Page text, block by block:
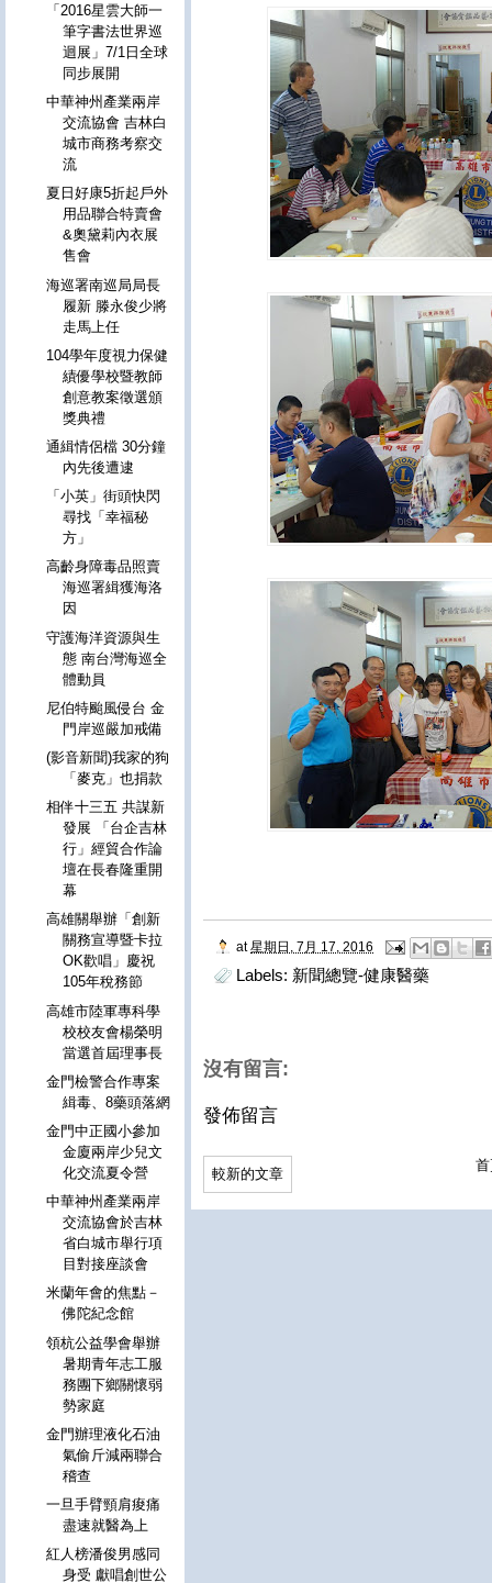
at 星期日, 7月 17, 2016
Labels: 新聞總覽-健康醫藥
沒有留言:
發佈留言
較新的文章
「2016星雲大師一
筆字書法世界巡
迴展」7/1日全球
同步展開
中華神州產業兩岸
交流協會 吉林白
城市商務考察交
流
夏日好康5折起戶外
用品聯合特賣會
&奧黛莉內衣展
售會
海巡署南巡局局長
履新 滕永俊少將
走馬上任
104學年度視力保健
績優學校暨教師
創意教案徵選頒
獎典禮
通緝情侶檔 30分鐘
內先後遭逮
「小英」街頭快閃
尋找「幸福秘
方」
高齡身障毒品照賣
海巡署緝獲海洛
因
守護海洋資源與生
態 南台灣海巡全
體動員
尼伯特颱風侵台 金
門岸巡嚴加戒備
(影音新聞)我家的狗
「麥克」也捐款
相伴十三五 共謀新
發展 「台企吉林
行」經貿合作論
壇在長春隆重開
幕
高雄關舉辦「創新
關務宣導暨卡拉
OK歡唱」慶祝
105年稅務節
高雄市陸軍專科學
校校友會楊榮明
當選首屆理事長
金門檢警合作專案
緝毒、8藥頭落網
金門中正國小參加
金廈兩岸少兒文
化交流夏令營
中華神州產業兩岸
交流協會於吉林
省白城市舉行項
目對接座談會
米蘭年會的焦點－
佛陀紀念館
領杭公益學會舉辦
暑期青年志工服
務團下鄉關懷弱
勢家庭
金門辦理液化石油
氣偷斤減兩聯合
稽查
一旦手臂頸肩痠痛
盡速就醫為上
紅人榜潘俊男感同
身受 獻唱創世公